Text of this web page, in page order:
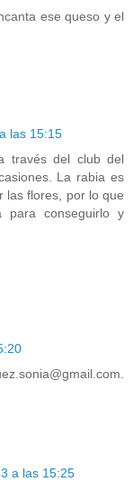
ese queso y el
las 15:15
través del club del
La rabia es
las flores, por lo que
para conseguirlo y
a las 15:25